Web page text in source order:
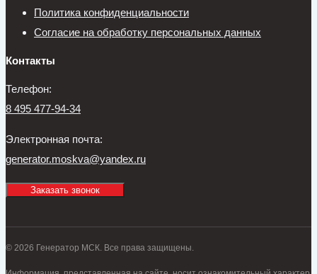
Политика конфиденциальности
Согласие на обработку персональных данных
Контакты
Телефон:
8 495 477-94-34
Электронная почта:
generator.moskva@yandex.ru
Заказать звонок
© 2026 Генератор МСК. Все права защищены.